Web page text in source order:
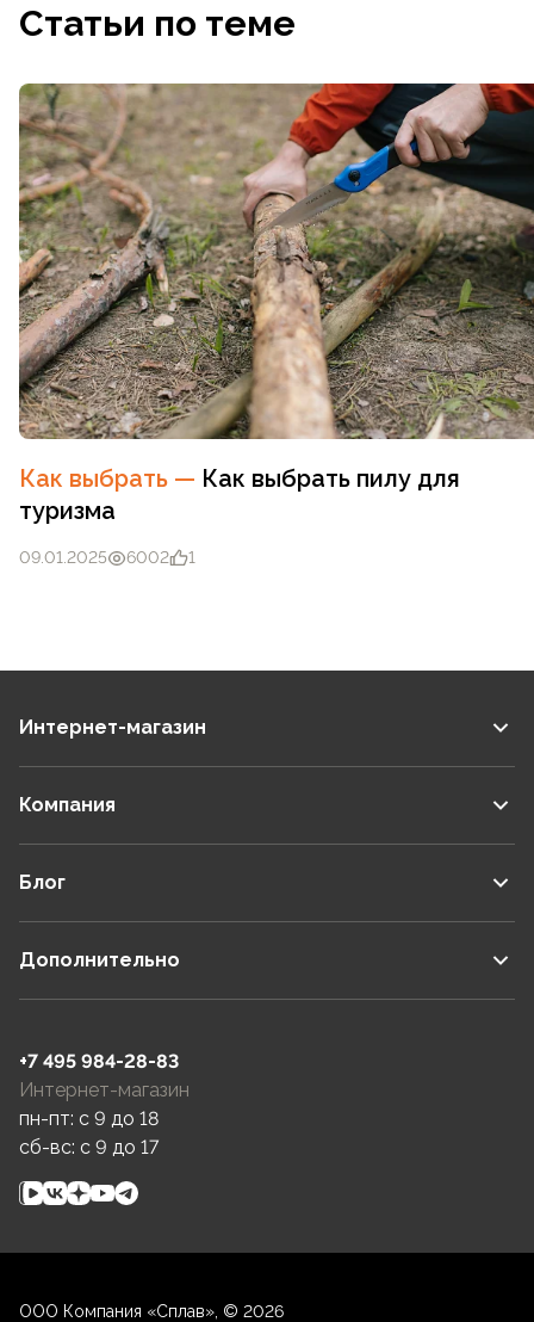
Статьи по теме
Как выбрать — Как выбрать пилу для
туризма
09.01.2025 6002 1
Интернет-магазин
Компания
Блог
Дополнительно
+7 495 984-28-83
Интернет-магазин
пн-пт: c 9 до 18
сб-вс: c 9 до 17
ООО Компания «Сплав», © 2026